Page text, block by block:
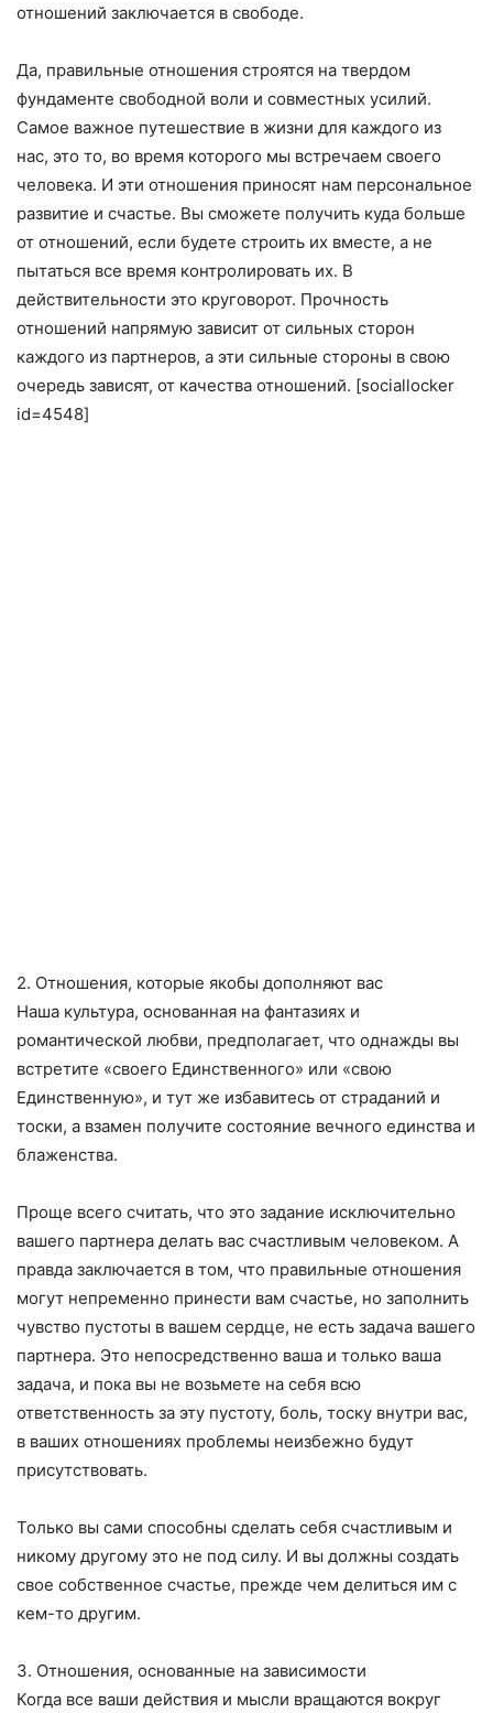
отношений заключается в свободе.
Да, правильные отношения строятся на твердом
фундаменте свободной воли и совместных усилий.
Самое важное путешествие в жизни для каждого из
нас, это то, во время которого мы встречаем своего
человека. И эти отношения приносят нам персональное
развитие и счастье. Вы сможете получить куда больше
от отношений, если будете строить их вместе, а не
пытаться все время контролировать их. В
действительности это круговорот. Прочность
отношений напрямую зависит от сильных сторон
каждого из партнеров, а эти сильные стороны в свою
очередь зависят, от качества отношений. [sociallocker
id=4548]
2. Отношения, которые якобы дополняют вас
Наша культура, основанная на фантазиях и
романтической любви, предполагает, что однажды вы
встретите «своего Единственного» или «свою
Единственную», и тут же избавитесь от страданий и
тоски, а взамен получите состояние вечного единства и
блаженства.
Проще всего считать, что это задание исключительно
вашего партнера делать вас счастливым человеком. А
правда заключается в том, что правильные отношения
могут непременно принести вам счастье, но заполнить
чувство пустоты в вашем сердце, не есть задача вашего
партнера. Это непосредственно ваша и только ваша
задача, и пока вы не возьмете на себя всю
ответственность за эту пустоту, боль, тоску внутри вас,
в ваших отношениях проблемы неизбежно будут
присутствовать.
Только вы сами способны сделать себя счастливым и
никому другому это не под силу. И вы должны создать
свое собственное счастье, прежде чем делиться им с
кем-то другим.
3. Отношения, основанные на зависимости
Когда все ваши действия и мысли вращаются вокруг